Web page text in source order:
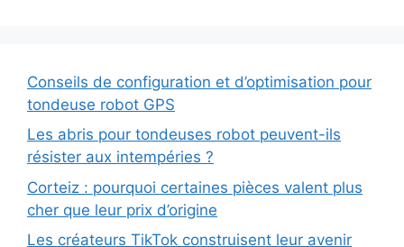
Conseils de configuration et d’optimisation pour
tondeuse robot GPS
Les abris pour tondeuses robot peuvent-ils
résister aux intempéries ?
Corteiz : pourquoi certaines pièces valent plus
cher que leur prix d’origine
Les créateurs TikTok construisent leur avenir